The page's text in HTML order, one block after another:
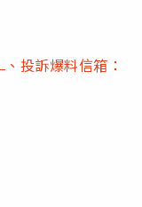
、投訴爆料信箱：